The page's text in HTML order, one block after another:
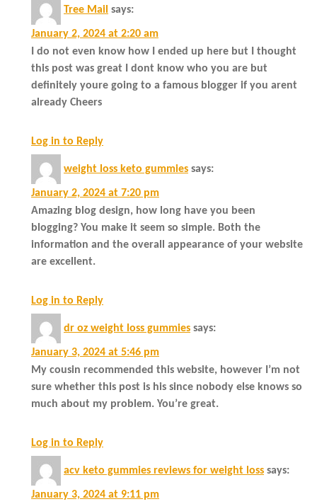
Tree Mail says:
January 2, 2024 at 2:20 am
I do not even know how I ended up here but I thought
this post was great I dont know who you are but
definitely youre going to a famous blogger if you arent
already Cheers
Log in to Reply
weight loss keto gummies says:
January 2, 2024 at 7:20 pm
Amazing blog design, how long have you been
blogging? You make it seem so simple. Both the
information and the overall appearance of your website
are excellent.
Log in to Reply
dr oz weight loss gummies says:
January 3, 2024 at 5:46 pm
My cousin recommended this website, however I’m not
sure whether this post is his since nobody else knows so
much about my problem. You’re great.
Log in to Reply
acv keto gummies reviews for weight loss says:
January 3, 2024 at 9:11 pm